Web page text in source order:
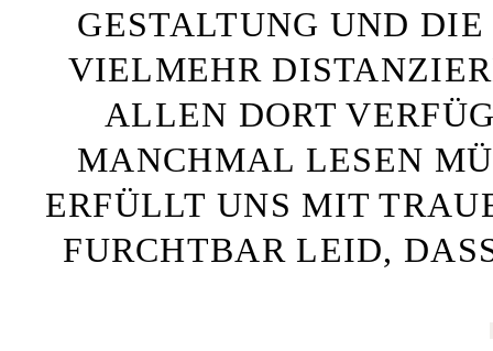
GESTALTUNG UND
VIELMEHR
ALLEN DORT
MANCHMAL LESEN
ERFÜLLT UNS MIT
FURCHTBAR LEID,